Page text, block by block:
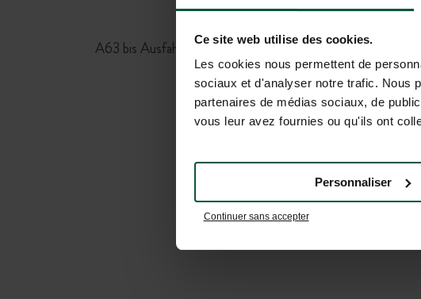
Ce site web utilise des cookies.
Les cookies nous permettent de
sociaux et d'analyser notre trafic. Nous
partenaires de médias sociaux, de
vous leur avez fournies ou qu'ils ont
Continuer sans accepter
Personnaliser
Mit dem Auto
A63 bis Ausfahrt n°16, dann Richtung Aureilhan
folgen.